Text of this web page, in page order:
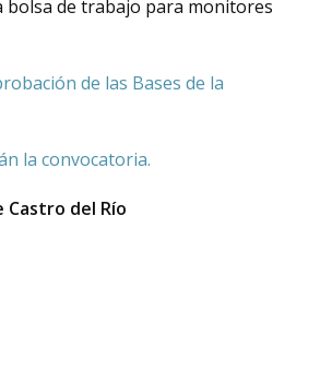
bolsa de trabajo para monitores
de las Bases de la
la convocatoria.
del Río